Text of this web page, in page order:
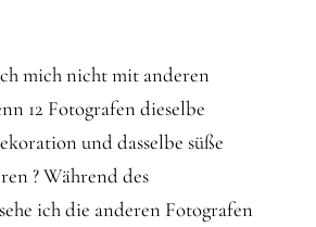
mich nicht mit anderen
12 Fotografen dieselbe
und dasselbe süße
? Während des
ich die anderen Fotografen